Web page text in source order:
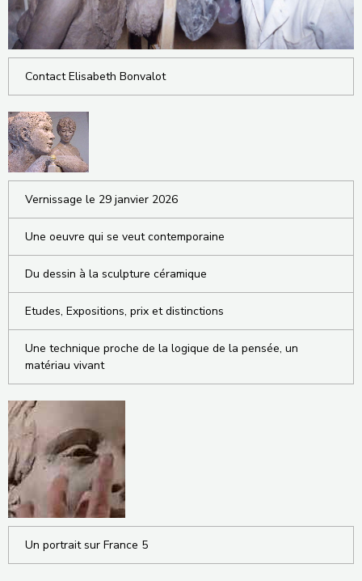
Contact Elisabeth Bonvalot
Vernissage le 29 janvier 2026
Une oeuvre qui se veut contemporaine
Du dessin à la sculpture céramique
Etudes, Expositions, prix et distinctions
Une technique proche de la logique de la pensée, un
matériau vivant
Un portrait sur France 5